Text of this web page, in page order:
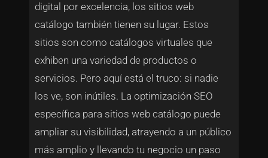
digital por excelencia, los sitios web
catálogo también tienen su lugar. Estos
sitios son como catálogos virtuales que
exhiben una variedad de productos o
servicios. Pero aquí está el truco: si nadie
los ve, son inútiles. La optimización SEO
específica para sitios web catálogo puede
ampliar su visibilidad, atrayendo a un público
más amplio y llevando tu negocio un paso